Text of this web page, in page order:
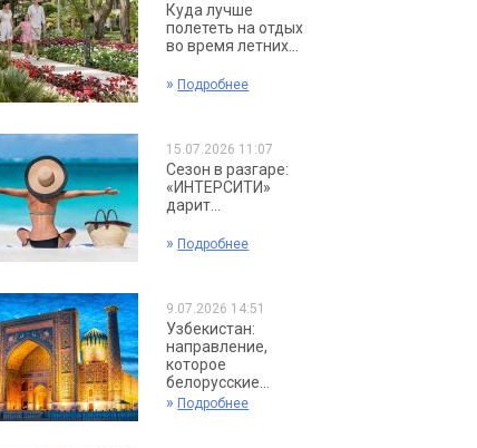
Куда лучше
полететь на отдых
во время летних...
» Подробнее
15.07.2026 11:07
Сезон в разгаре:
«ИНТЕРСИТИ»
дарит...
» Подробнее
9.07.2026 14:51
Узбекистан:
направление,
которое
белорусские...
» Подробнее